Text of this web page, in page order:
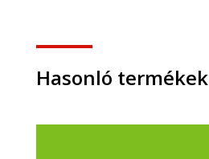
1L
mennyiség
Hasonló termékek